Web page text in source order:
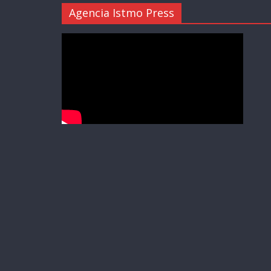
Agencia Istmo Press